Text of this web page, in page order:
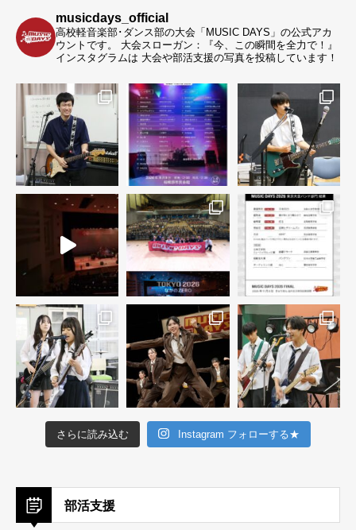
musicdays_official
高校軽音楽部･ダンス部の大会「MUSIC DAYS」の公式アカ
ウントです。
大会スローガン：『今、この瞬間を全力で！』
インスタグラムは 大会や部活支援の写真を投稿しています！
さらに読み込む Instagram フォローする★
部活支援